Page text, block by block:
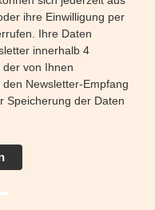
ihre Einwilligung per
Ihre Daten
innerhalb 4
von Ihnen
Newsletter-Empfang
Speicherung der Daten